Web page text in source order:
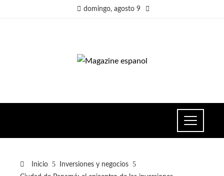
domingo, agosto 9
Inicio
Inversiones y negocios